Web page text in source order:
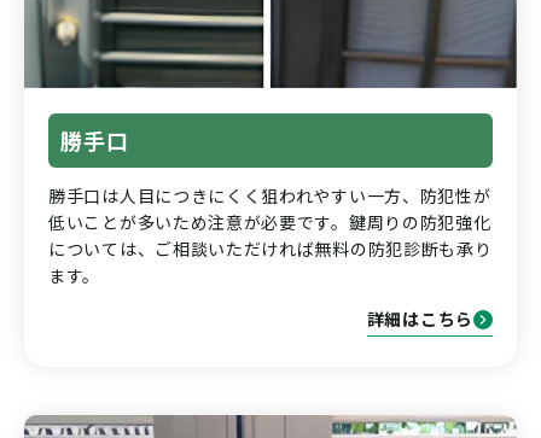
勝手口
勝手口は人目につきにくく狙われやすい一方、防犯性が
低いことが多いため注意が必要です。鍵周りの防犯強化
については、ご相談いただければ無料の防犯診断も承り
ます。
詳細はこちら